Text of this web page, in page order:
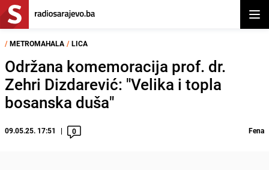
/ METROMAHALA / LICA
Održana komemoracija prof. dr.
Zehri Dizdarević: "Velika i topla
bosanska duša"
09.05.25. 17:51 0 Fena